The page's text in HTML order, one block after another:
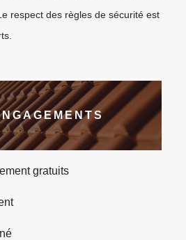
respect des règles de sécurité est
gratuits